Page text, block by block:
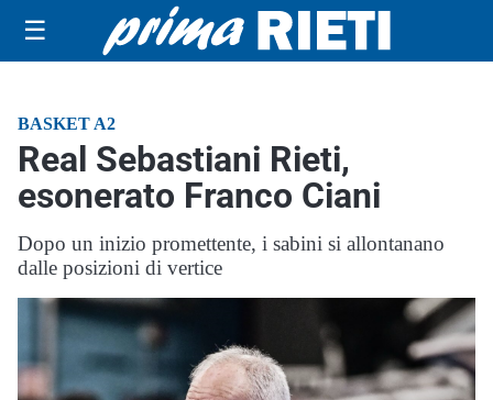
☰
BASKET A2
Real Sebastiani Rieti,
esonerato Franco Ciani
Dopo un inizio promettente, i sabini si allontanano
dalle posizioni di vertice